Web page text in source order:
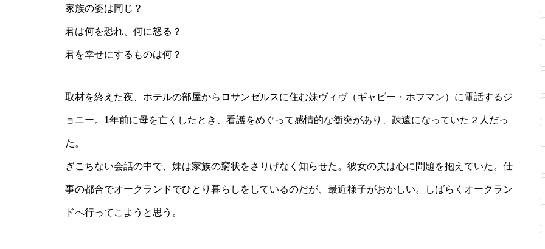
家族の姿は同じ？
君は何を恐れ、何に怒る？
君を幸せにするものは何？
取材を終えた夜、ホテルの部屋からロサンゼルスに住む妹ヴィヴ（ギャビー・ホフマン）に電話するジ
ョニー。1年前に母を亡くしたとき、看護をめぐって感情的な衝突があり、疎遠になっていた２人だっ
た。
ぎこちない会話の中で、妹は家族の窮状をさりげなく知らせた。彼女の夫は心に問題を抱えていた。仕
事の都合でオークランドでひとり暮らしをしているのだが、最近様子がおかしい。しばらくオークラン
ドへ行ってこようと思う。